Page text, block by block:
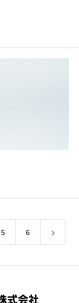
5 6